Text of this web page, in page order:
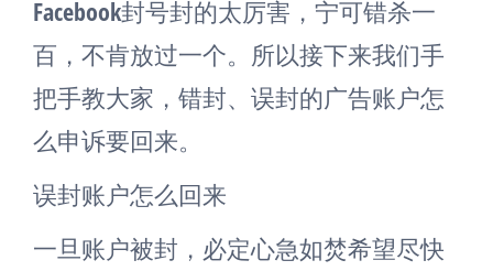
Facebook封号封的太厉害，宁可错杀一
百，不肯放过一个。所以接下来我们手
把手教大家，错封、误封的广告账户怎
么申诉要回来。
误封账户怎么回来
一旦账户被封，必定心急如焚希望尽快